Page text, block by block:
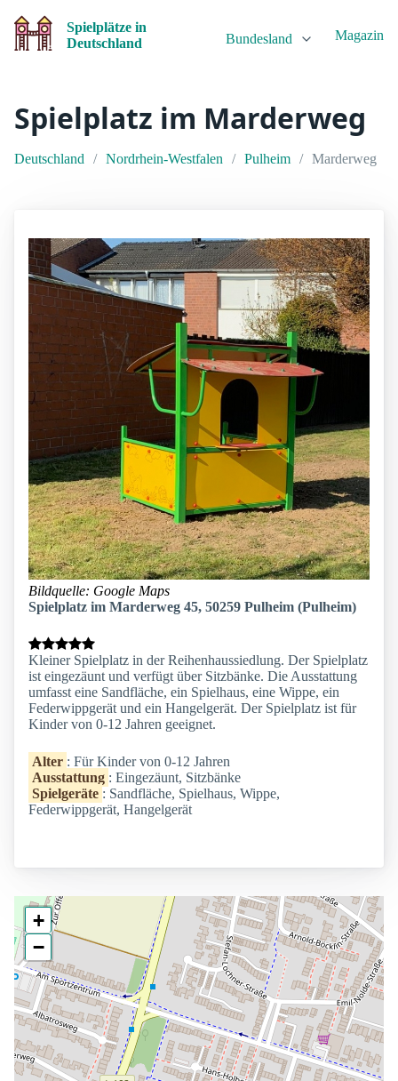
Spielplätze in
Deutschland
Bundesland Magazin
Spielplatz im Marderweg
Deutschland Nordrhein-Westfalen Pulheim Marderweg
Bildquelle: Google Maps
Spielplatz im Marderweg 45, 50259 Pulheim (Pulheim)
Kleiner Spielplatz in der Reihenhaussiedlung. Der Spielplatz
ist eingezäunt und verfügt über Sitzbänke. Die Ausstattung
umfasst eine Sandfläche, ein Spielhaus, eine Wippe, ein
Federwippgerät und ein Hangelgerät. Der Spielplatz ist für
Kinder von 0-12 Jahren geeignet.
Alter : Für Kinder von 0-12 Jahren
Ausstattung : Eingezäunt, Sitzbänke
Spielgeräte : Sandfläche, Spielhaus, Wippe,
Federwippgerät, Hangelgerät
+
−